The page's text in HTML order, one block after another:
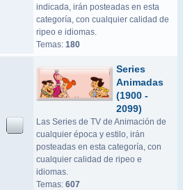
indicada, irán posteadas en esta
categoría, con cualquier calidad de
ripeo e idiomas.
Temas: 180
Series
Animadas
(1900 -
2099)
Las Series de TV de Animación de
cualquier época y estilo, irán
posteadas en esta categoría, con
cualquier calidad de ripeo e
idiomas.
Temas: 607